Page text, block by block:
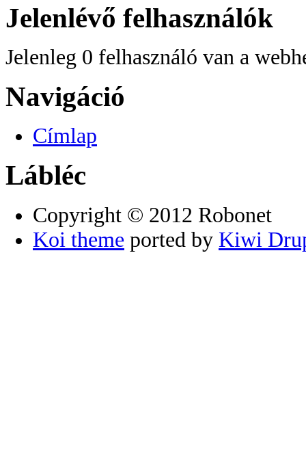
Jelenlévő felhasználók
Jelenleg 0 felhasználó van a
Navigáció
Címlap
Lábléc
Copyright © 2012 Robonet
Koi theme ported by Kiwi